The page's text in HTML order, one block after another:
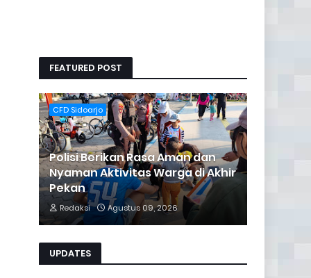
FEATURED POST
CFD Sidoarjo
Polisi Berikan Rasa Aman dan
Nyaman Aktivitas Warga di Akhir
Pekan
Redaksi Agustus 09, 2026
UPDATES